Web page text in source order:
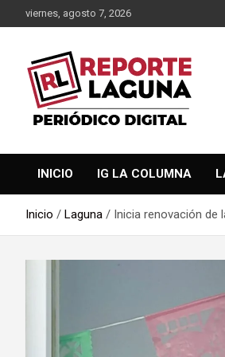
al
viernes, agosto 7, 2026
Reporte
INICIO IG LA COLUMNA
Inicio Laguna Inicia renovación de